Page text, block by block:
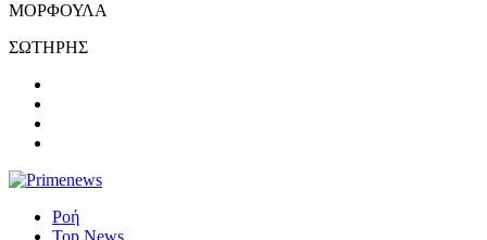
ΜΟΡΦΟΥΛΑ
ΣΩΤΗΡΗΣ
Ροή
Top News